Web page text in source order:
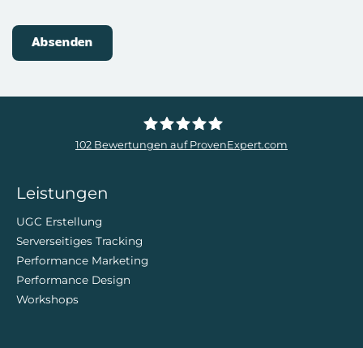
102 Bewertungen auf ProvenExpert.com
Leistungen
UGC Erstellung
Serverseitiges Tracking
Performance Marketing
Performance Design
Workshops